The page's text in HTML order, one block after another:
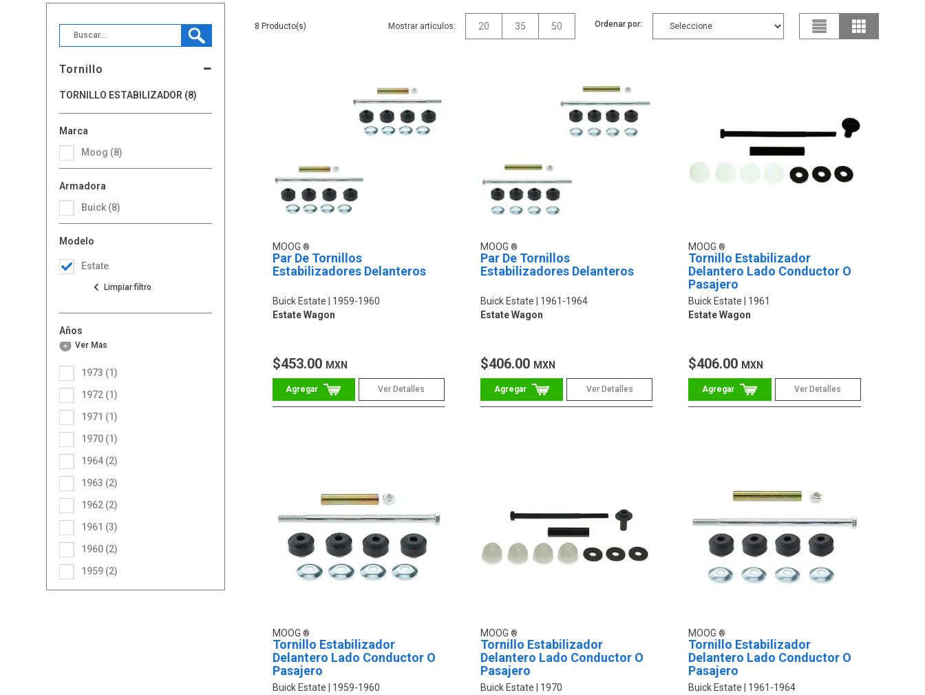
Tornillo
TORNILLO ESTABILIZADOR (8)
Marca
Moog (8)
Armadora
Buick (8)
Modelo
Estate
Años
1959 (2)
1960 (2)
1961 (3)
1962 (2)
1963 (2)
1964 (2)
1970 (1)
1971 (1)
1972 (1)
1973 (1)
Ver Más
8 Mostrar artículos: 20 35 50 Ordenar por:
MOOG
Par De Tornillos
Estabilizadores Delanteros
Buick Estate
1959-1960
Estate Wagon
$453.00 MXN
Ver Detalles
MOOG
Par De Tornillos
Estabilizadores Delanteros
Buick Estate
1961-1964
Estate Wagon
$406.00 MXN
Ver Detalles
MOOG
Tornillo Estabilizador
Delantero Lado Conductor O
Pasajero
Buick Estate
1961
Estate Wagon
$406.00 MXN
Ver Detalles
MOOG
Tornillo Estabilizador
Delantero Lado Conductor O
Pasajero
Buick Estate
1959-1960
MOOG
Tornillo Estabilizador
Delantero Lado Conductor O
Pasajero
Buick Estate
1970
MOOG
Tornillo Estabilizador
Delantero Lado Conductor O
Pasajero
Buick Estate
1961-1964